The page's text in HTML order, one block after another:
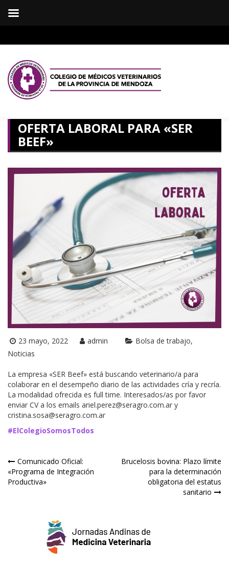
OFERTA LABORAL PARA «SER
BEEF»
23 mayo, 2022 admin
Bolsa de trabajo
Noticias
La empresa «SER Beef» está buscando veterinario/a para
colaborar en el desempeño diario de las actividades cría y recría.
La modalidad ofrecida es full time. Interesados/as por favor
enviar CV a los emails ariel.perez@seragro.com.ar y
cristina.sosa@seragro.com.ar
#ElColegioSomosTodos
Navegación
de
Comunicado Oficial:
«Programa de Integración
Productiva»
Brucelosis bovina: Plazo límite
para la determinación
obligatoria del estatus
sanitario